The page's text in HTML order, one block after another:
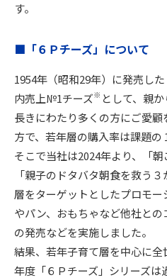
す。
■「６Ｐチーズ」について
1954年（昭和29年）に発売し
内売上№1チーズ※ として、親
長きにわたり多くの方にご愛
方で、若年層の購入率は課題の
そこで当社は2024年より、「朝
「親子のドタバタ朝食を救う
層をターゲットとしたプロモ
やパン、おもちゃなど他社と
の発売などを実施しました。
結果、若年子育て層を中心に
年度「６Ｐチーズ」シリーズ